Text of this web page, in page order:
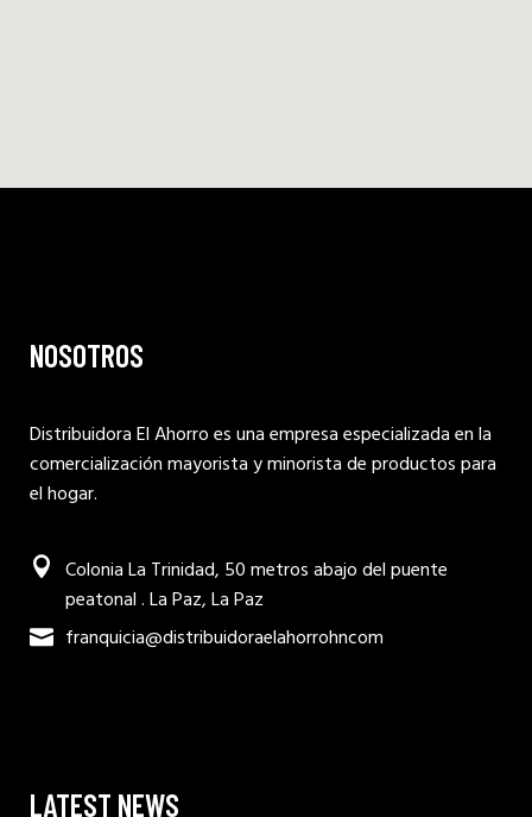
NOSOTROS
Distribuidora El Ahorro es una empresa especializada en la
comercialización mayorista y minorista de productos para
el hogar.
Colonia La Trinidad, 50 metros abajo del puente
peatonal . La Paz, La Paz
franquicia@distribuidoraelahorrohncom
LATEST NEWS